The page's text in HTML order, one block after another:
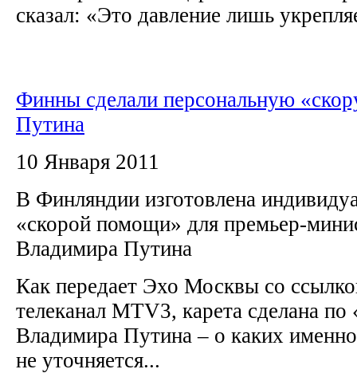
сказал: «Это давление лишь
Финны сделали персональную
Путина
10 Января 2011
В Финляндии изготовлена
«скорой помощи» для премьер-
Владимира Путина
Как передает Эхо Москвы со
телеканал MTV3, карета сделана
Владимира Путина – о каких
не уточняется...